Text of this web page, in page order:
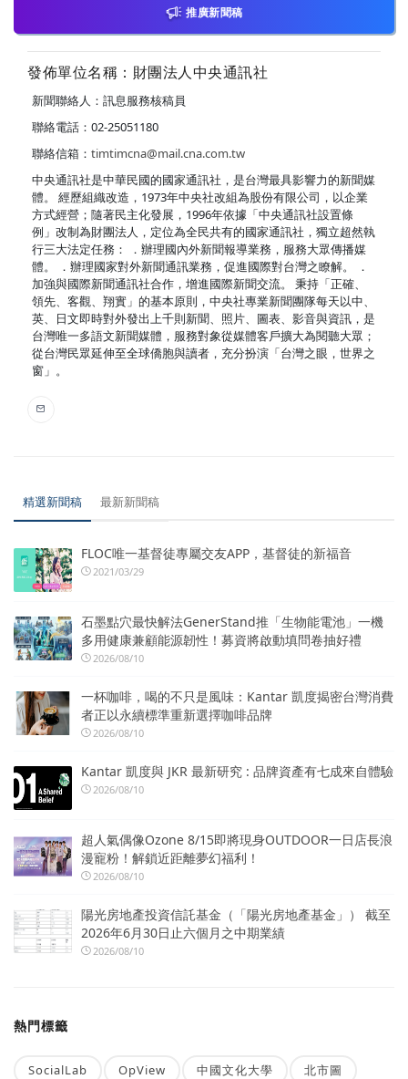
推廣新聞稿
發佈單位名稱：財團法人中央通訊社
新聞聯絡人：訊息服務核稿員
聯絡電話：02-25051180
聯絡信箱： timtimcna@mail.cna.com.tw
中央通訊社是中華民國的國家通訊社，是台灣最具影響力的新聞媒
體。 經歷組織改造，1973年中央社改組為股份有限公司，以企業
方式經營；隨著民主化發展，1996年依據「中央通訊社設置條
例」改制為財團法人，定位為全民共有的國家通訊社，獨立超然執
行三大法定任務： ．辦理國內外新聞報導業務，服務大眾傳播媒
體。 ．辦理國家對外新聞通訊業務，促進國際對台灣之瞭解。 ．
加強與國際新聞通訊社合作，增進國際新聞交流。 秉持「正確、
領先、客觀、翔實」的基本原則，中央社專業新聞團隊每天以中、
英、日文即時對外發出上千則新聞、照片、圖表、影音與資訊，是
台灣唯一多語文新聞媒體，服務對象從媒體客戶擴大為閱聽大眾；
從台灣民眾延伸至全球僑胞與讀者，充分扮演「台灣之眼，世界之
窗」。
精選新聞稿 最新新聞稿
FLOC唯一基督徒專屬交友APP，基督徒的新福音
2021/03/29
石墨點穴最快解法GenerStand推「生物能電池」一機
多用健康兼顧能源韌性！募資將啟動填問卷抽好禮
2026/08/10
一杯咖啡，喝的不只是風味：Kantar 凱度揭密台灣消費
者正以永續標準重新選擇咖啡品牌
2026/08/10
Kantar 凱度與 JKR 最新研究 : 品牌資產有七成來自體驗
2026/08/10
超人氣偶像Ozone 8/15即將現身OUTDOOR一日店長浪
漫寵粉！解鎖近距離夢幻福利！
2026/08/10
陽光房地產投資信託基金（「陽光房地產基金」） 截至
2026年6月30日止六個月之中期業績
2026/08/10
熱門標籤
SocialLab OpView 中國文化大學 北市圖